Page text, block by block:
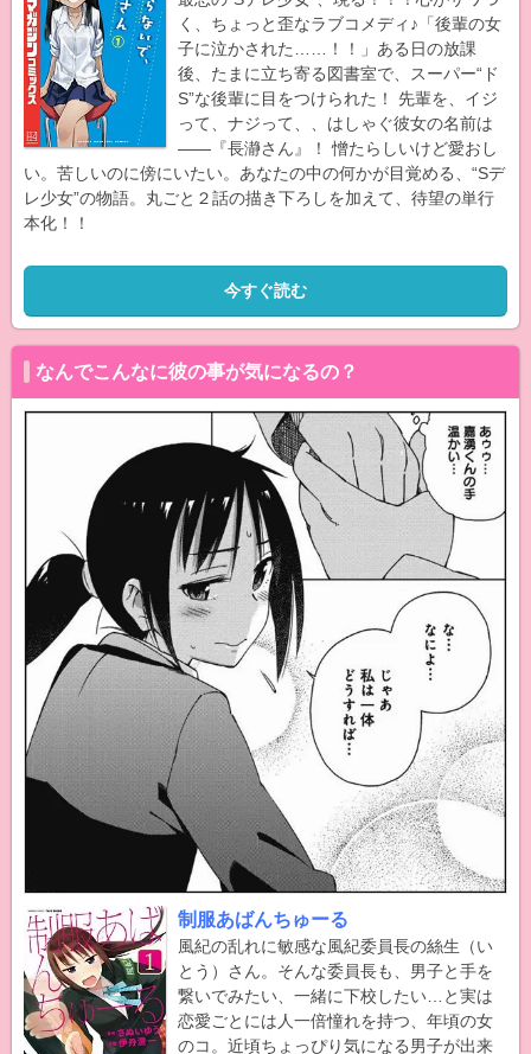
く、ちょっと歪なラブコメディ♪「後輩の女
子に泣かされた……！！」ある日の放課
後、たまに立ち寄る図書室で、スーパー“ド
S”な後輩に目をつけられた！ 先輩を、イジ
って、ナジって、、はしゃぐ彼女の名前は
――『長瀞さん』！ 憎たらしいけど愛おし
い。苦しいのに傍にいたい。あなたの中の何かが目覚める、“Sデ
レ少女”の物語。丸ごと２話の描き下ろしを加えて、待望の単行
本化！！
今すぐ読む
なんでこんなに彼の事が気になるの？
制服あばんちゅーる
風紀の乱れに敏感な風紀委員長の絲生（い
とう）さん。そんな委員長も、男子と手を
繋いでみたい、一緒に下校したい…と実は
恋愛ごとには人一倍憧れを持つ、年頃の女
のコ。近頃ちょっぴり気になる男子が出来